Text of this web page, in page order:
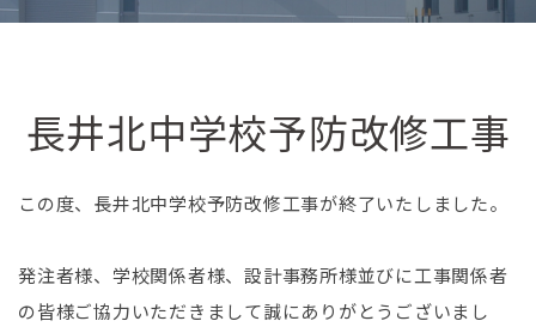
長井北中学校予防改修工事
この度、長井北中学校予防改修工事が終了いたしました。
発注者様、学校関係者様、設計事務所様並びに工事関係者
の皆様ご協力いただきまして誠にありがとうございまし